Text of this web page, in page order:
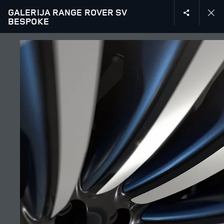
MENU
ISTRAŽITE SV
GALERIJA
GALERIJA RANGE ROVER SV
BESPOKE
KARIJERA